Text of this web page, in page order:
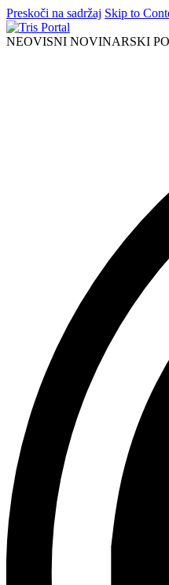
Preskoči na sadržaj Skip to
NEOVISNI NOVINARSKI